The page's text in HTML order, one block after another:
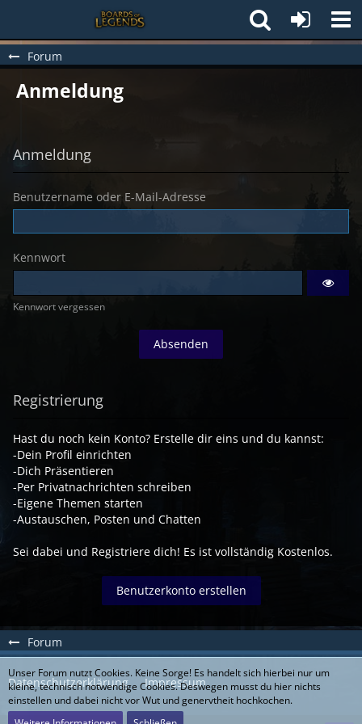
Forum
Forum
Anmeldung
Anmeldung
Benutzername oder E-Mail-Adresse
Kennwort
Kennwort vergessen
Registrierung
Hast du noch kein Konto? Erstelle dir eins und du kannst:
-Dein Profil einrichten
-Dich Präsentieren
-Per Privatnachrichten schreiben
-Eigene Themen starten
-Austauschen, Posten und Chatten
Sei dabei und Registriere dich! Es ist vollständig Kostenlos.
Benutzerkonto erstellen
Datenschutzerklärung Impressum
Unser Forum nutzt Cookies. Keine Sorge! Es handelt sich hierbei nur um
kleine, technisch notwendige Cookies. Deswegen musst du hier nichts
einstellen und dabei nicht vor Wut und genervtheit hochkochen.